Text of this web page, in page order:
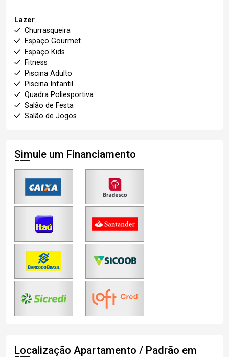
Lazer
Churrasqueira
Espaço Gourmet
Espaço Kids
Fitness
Piscina Adulto
Piscina Infantil
Quadra Poliesportiva
Salão de Festa
Salão de Jogos
Simule um Financiamento
Localização Apartamento / Padrão em